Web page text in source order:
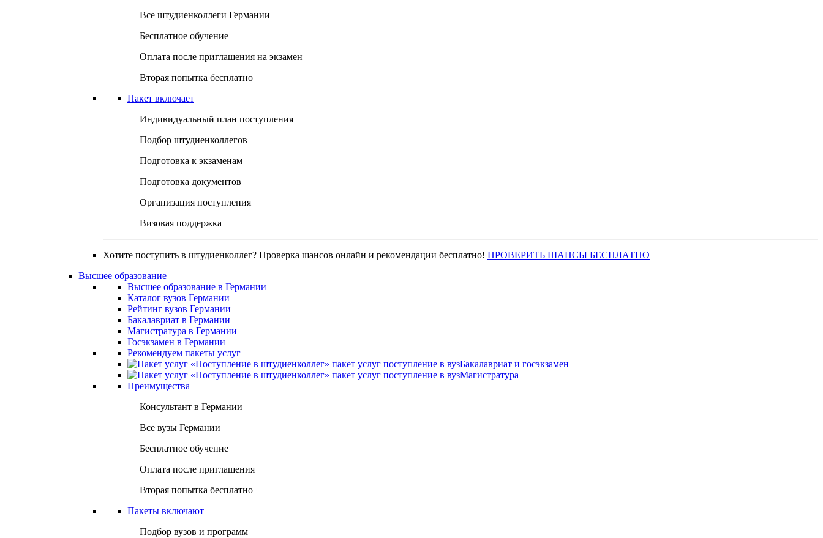
Все штудиенколлеги Германии
Бесплатное обучение
Оплата после приглашения на экзамен
Вторая попытка бесплатно
Пакет включает
Индивидуальный план поступления
Подбор штудиенколлегов
Подготовка к экзаменам
Подготовка документов
Организация поступления
Визовая поддержка
Хотите поступить в штудиенколлег? Проверка шансов онлайн и рекомендации бесплатно! ПРОВЕРИТЬ ШАНСЫ БЕСПЛАТНО
Высшее образование
Высшее образование в Германии
Каталог вузов Германии
Рейтинг вузов Германии
Бакалавриат в Германии
Магистратура в Германии
Госэкзамен в Германии
Рекомендуем пакеты услуг
Бакалавриат и госэкзамен
Магистратура
Преимущества
Консультант в Германии
Все вузы Германии
Бесплатное обучение
Оплата после приглашения
Вторая попытка бесплатно
Пакеты включают
Подбор вузов и программ